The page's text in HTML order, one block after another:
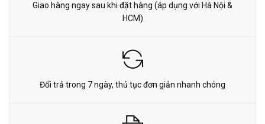
Giao hàng ngay sau khi đặt hàng (áp dụng với Hà Nội &
HCM)
Đổi trả trong 7 ngày, thủ tục đơn giản nhanh chóng